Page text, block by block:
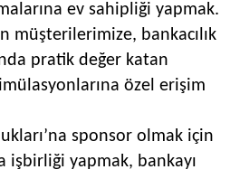
ev sahipliği yapmak.
müşterilerimize, bankacılık
pratik değer katan
özel erişim
sponsor olmak için
işbirliği yapmak, bankayı